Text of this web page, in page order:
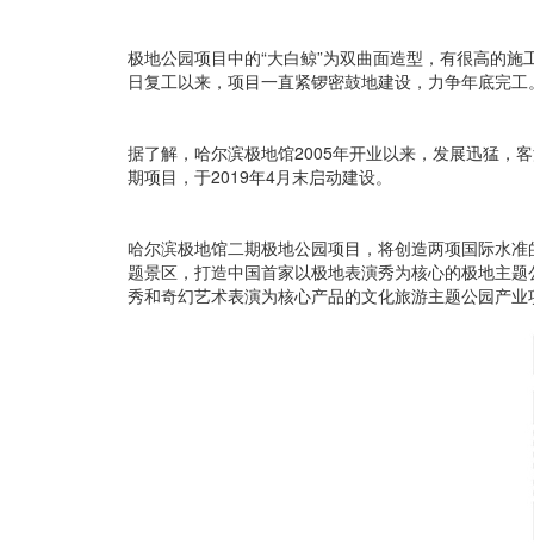
极地公园项目中的“大白鲸”为双曲面造型，有很高的
日复工以来，项目一直紧锣密鼓地建设，力争年底完工
据了解，哈尔滨极地馆2005年开业以来，发展迅猛，
期项目，于2019年4月末启动建设。
哈尔滨极地馆二期极地公园项目，将创造两项国际水准
题景区，打造中国首家以极地表演秀为核心的极地主
秀和奇幻艺术表演为核心产品的文化旅游主题公园产